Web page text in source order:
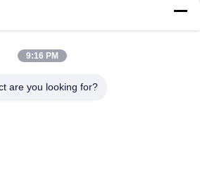
Machine Automatische Digitale
Gewichtscontrole
Online Checkweigher. Automatische
9:16 PM
are you looking for?